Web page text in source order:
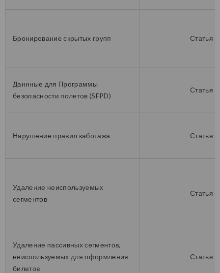
Бронирование скрытых групп Статья
Даннные для Программы
безопасности полетов (SFPD)
Статья
Нарушение правил каботажа Статья
Удаление неиспользуемых
сегментов
Статья
Удаление пассивных сегментов,
неиспользуемых для оформления
билетов
Статья